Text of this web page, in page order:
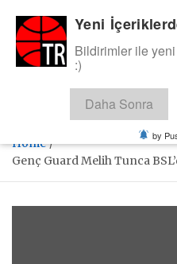
content
Sol dip çizgiden bir basket de
Home
Genç Guard Melih Tunca
Yeni
Bildirimler ile
:)
Daha Sonra
by